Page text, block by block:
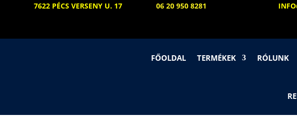
7622 PÉCS VERSENY U. 17 06 20 950 8281
FŐOLDAL TERMÉKEK RÓLUNK